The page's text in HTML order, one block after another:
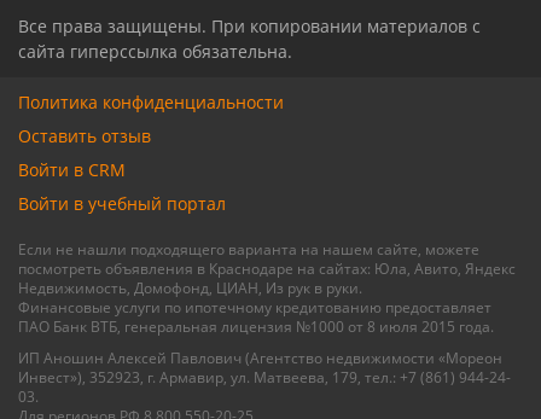
Все права защищены. При копировании материалов с
сайта гиперссылка обязательна.
Если не нашли подходящего варианта на нашем сайте, можете
посмотреть объявления в Краснодаре на сайтах: Юла, Авито, Яндекс
Недвижимость, Домофонд, ЦИАН, Из рук в руки.
Финансовые услуги по ипотечному кредитованию предоставляет
ПАО Банк ВТБ, генеральная лицензия №1000 от 8 июля 2015 года.
ИП Аношин Алексей Павлович (Агентство недвижимости «Мореон
Инвест»), 352923, г. Армавир, ул. Матвеева, 179, тел.: +7 (861) 944-24-
03.
Политика конфиденциальности
Оставить отзыв
Войти в CRM
Войти в учебный портал